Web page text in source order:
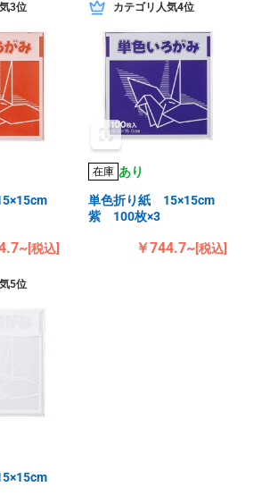
3位
[税込]
カテゴリ人気4位
在庫 あり
単色折り紙 15×15cm
紫 100枚×3
￥744.7~[税込]
5位